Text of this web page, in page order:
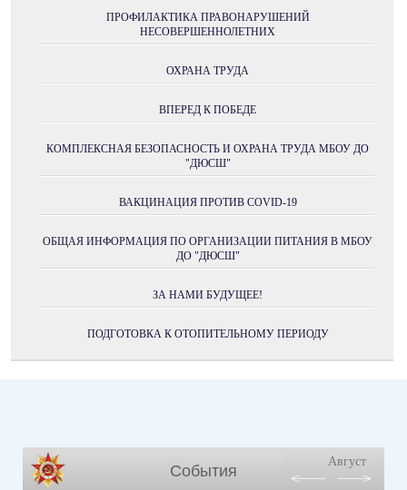
ПРОФИЛАКТИКА ПРАВОНАРУШЕНИЙ
НЕСОВЕРШЕННОЛЕТНИХ
ОХРАНА ТРУДА
ВПЕРЕД К ПОБЕДЕ
КОМПЛЕКСНАЯ БЕЗОПАСНОСТЬ И ОХРАНА ТРУДА МБОУ ДО
"ДЮСШ"
ВАКЦИНАЦИЯ ПРОТИВ COVID-19
ОБЩАЯ ИНФОРМАЦИЯ ПО ОРГАНИЗАЦИИ ПИТАНИЯ В МБОУ
ДО "ДЮСШ"
ЗА НАМИ БУДУЩЕЕ!
ПОДГОТОВКА К ОТОПИТЕЛЬНОМУ ПЕРИОДУ
События
Август